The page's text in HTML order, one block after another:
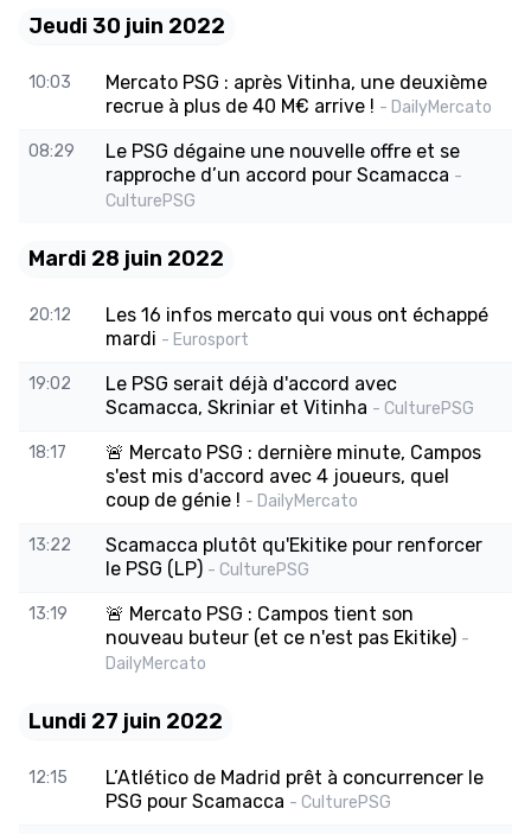
Jeudi 30 juin 2022
10:03
Mercato PSG : après Vitinha, une deuxième
recrue à plus de 40 M€ arrive ! - DailyMercato
08:29
Le PSG dégaine une nouvelle offre et se
rapproche d’un accord pour Scamacca -
CulturePSG
Mardi 28 juin 2022
20:12
Les 16 infos mercato qui vous ont échappé
mardi - Eurosport
19:02
Le PSG serait déjà d'accord avec
Scamacca, Skriniar et Vitinha - CulturePSG
18:17
🚨 Mercato PSG : dernière minute, Campos
s'est mis d'accord avec 4 joueurs, quel
coup de génie ! - DailyMercato
13:22
Scamacca plutôt qu'Ekitike pour renforcer
le PSG (LP) - CulturePSG
13:19
🚨 Mercato PSG : Campos tient son
nouveau buteur (et ce n'est pas Ekitike) -
DailyMercato
Lundi 27 juin 2022
12:15
L’Atlético de Madrid prêt à concurrencer le
PSG pour Scamacca - CulturePSG